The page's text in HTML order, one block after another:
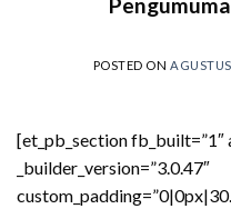
POSTED ON
[et_pb_section fb_built=”1″
_builder_version=”3.0.47″